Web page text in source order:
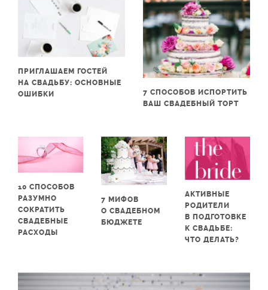
ПРИГЛАШАЕМ ГОСТЕЙ
НА СВАДЬБУ: ОСНОВНЫЕ
ОШИБКИ
7 СПОСОБОВ ИСПОРТИТЬ
ВАШ СВАДЕБНЫЙ ТОРТ
10 СПОСОБОВ
РАЗУМНО
СОКРАТИТЬ
СВАДЕБНЫЕ
РАСХОДЫ
7 МИФОВ
О СВАДЕБНОМ
БЮДЖЕТЕ
АКТИВНЫЕ
РОДИТЕЛИ
В ПОДГОТОВКЕ
К СВАДЬБЕ:
ЧТО ДЕЛАТЬ?